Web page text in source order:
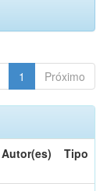
1 Próximo
Autor(es) Tipo